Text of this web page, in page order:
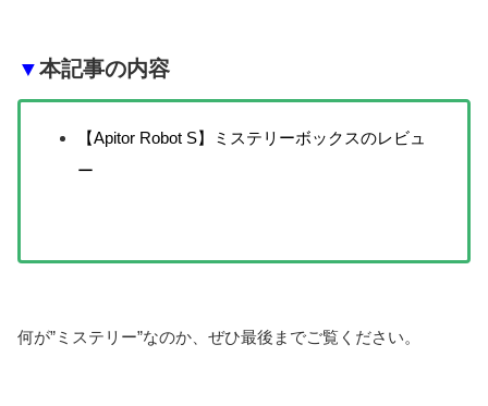
▼本記事の内容
【Apitor Robot S】ミステリーボックスのレビュ
ー
何が”ミステリー”なのか、ぜひ最後までご覧ください。